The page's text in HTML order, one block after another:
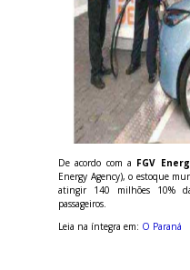
De acordo com a FGV
Energy Agency), o estoque
atingir 140 milhões 10%
passageiros.
Leia na íntegra em: O Paraná